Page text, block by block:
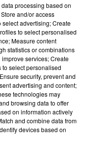
26 À 08H00
processing based on
and/or access
advertising; Create
to select personalised
Measure content
statistics or combinations
services; Create
select personalised
security, prevent and
advertising and content;
technologies may
browsing data to offer
on information actively
and combine data from
devices based on